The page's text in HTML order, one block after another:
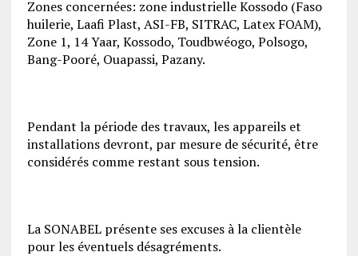
Zones concernées: zone industrielle Kossodo (Faso
huilerie, Laafi Plast, ASI-FB, SITRAC, Latex FOAM),
Zone 1, 14 Yaar, Kossodo, Toudbwéogo, Polsogo,
Bang-Pooré, Ouapassi, Pazany.
Pendant la période des travaux, les appareils et
installations devront, par mesure de sécurité, être
considérés comme restant sous tension.
La SONABEL présente ses excuses à la clientèle
pour les éventuels désagréments.